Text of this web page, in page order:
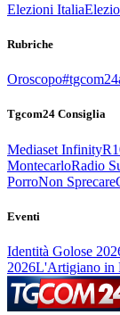
Elezioni Italia
Rubriche
Oroscopo
Tgcom24 Consiglia
Mediaset Infinity
MontecarloRadio
PorroNon Sprecare
Eventi
Identità Golose
2026L'Artigiano in